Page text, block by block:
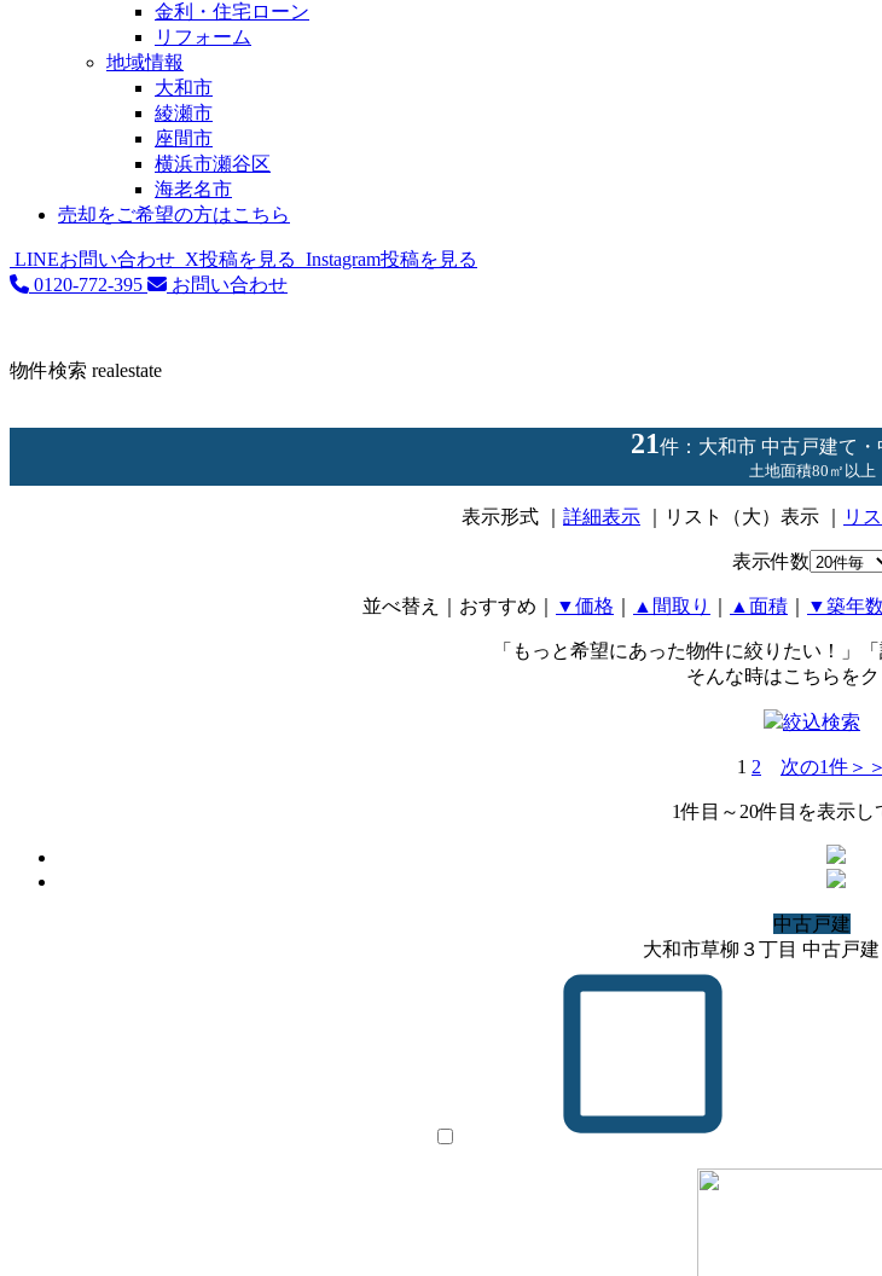
金利・住宅ローン
リフォーム
地域情報
大和市
綾瀬市
座間市
横浜市瀬谷区
海老名市
売却をご希望の方はこちら
LINEお問い合わせ X投稿を見る Instagram投稿を見る
0120-772-395
お問い合わせ
物件検索 realestate
21件：大和市 中古戸建て
土地面積80㎡以上
表示形式 詳細表示 ｜リスト（大）表示 ｜ リ
表示件数
並べ替え ｜おすすめ ▼価格 ▲間取り ▲面積 ▼築年数
「もっと希望にあった物件に絞りたい！」
そんな時はこちらを
絞込検索
1 2 次の1件＞＞
1件目～ 20件目を表示し
中古戸建
大和市草柳３丁目 中古戸建